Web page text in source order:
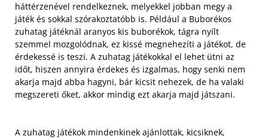
háttérzenével rendelkeznek, melyekkel jobban megy a
játék és sokkal szórakoztatóbb is. Például a Buborékos
zuhatag játéknál aranyos kis buborékok, tágra nyílt
szemmel mozgolódnak, ez kissé megnehezíti a játékot, de
érdekessé is teszi. A zuhatag játékokkal el lehet ütni az
időt, hiszen annyira érdekes és izgalmas, hogy senki nem
akarja majd abba hagyni, bár kicsit nehezek, de ha valaki
megszereti őket, akkor mindig ezt akarja majd játszani.
A zuhatag játékok mindenkinek ajánlottak, kicsiknek,